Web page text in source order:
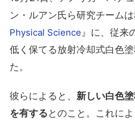
ン・ルアン氏ら研究チーム
Physical Science』に、従来
低く保てる放射冷却式白色
た。
彼らによると、 新しい白色
を有するとのこと。これによ